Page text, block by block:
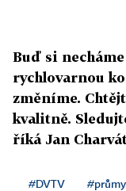
Buď si
rychlovarnou
změníme.
kvalitně.
říká Jan
#DVTV